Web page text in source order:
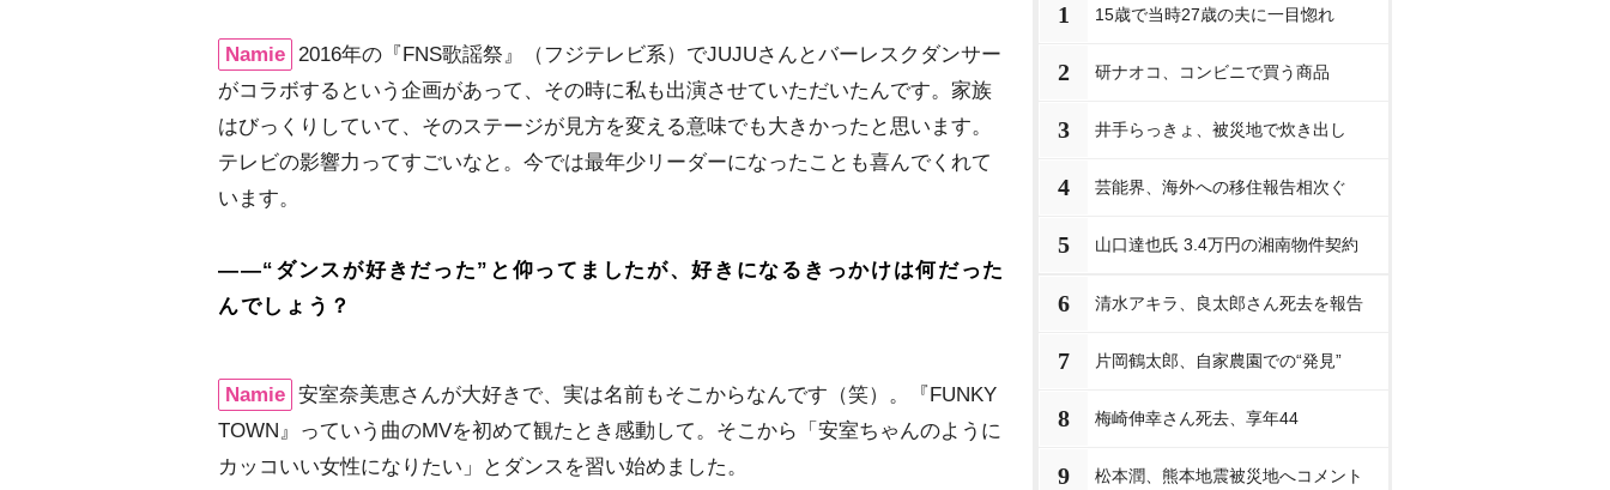
Namie 2016年の『FNS歌謡祭』（フジテレビ系）でJUJUさんとバーレスクダンサー
がコラボするという企画があって、その時に私も出演させていただいたんです。家族
はびっくりしていて、そのステージが見方を変える意味でも大きかったと思います。
テレビの影響力ってすごいなと。今では最年少リーダーになったことも喜んでくれて
います。
――“ダンスが好きだった”と仰ってましたが、好きになるきっかけは何だった
んでしょう？
Namie 安室奈美恵さんが大好きで、実は名前もそこからなんです（笑）。『FUNKY
TOWN』っていう曲のMVを初めて観たとき感動して。そこから「安室ちゃんのように
カッコいい女性になりたい」とダンスを習い始めました。
1 15歳で当時27歳の夫に一目惚れ
2 研ナオコ、コンビニで買う商品
3 井手らっきょ、被災地で炊き出し
4 芸能界、海外への移住報告相次ぐ
5 山口達也氏 3.4万円の湘南物件契約
6 清水アキラ、良太郎さん死去を報告
7 片岡鶴太郎、自家農園での“発見”
8 梅崎伸幸さん死去、享年44
9 松本潤、熊本地震被災地へコメント